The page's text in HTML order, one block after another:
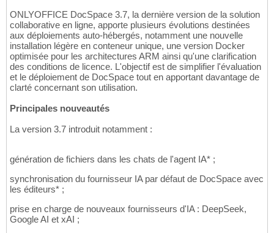
ONLYOFFICE DocSpace 3.7, la dernière version de la solution
collaborative en ligne, apporte plusieurs évolutions destinées
aux déploiements auto-hébergés, notamment une nouvelle
installation légère en conteneur unique, une version Docker
optimisée pour les architectures ARM ainsi qu'une clarification
des conditions de licence. L'objectif est de simplifier l'évaluation
et le déploiement de DocSpace tout en apportant davantage de
clarté concernant son utilisation.
Principales nouveautés
La version 3.7 introduit notamment :
génération de fichiers dans les chats de l'agent IA* ;
synchronisation du fournisseur IA par défaut de DocSpace avec
les éditeurs* ;
prise en charge de nouveaux fournisseurs d'IA : DeepSeek,
Google AI et xAI ;